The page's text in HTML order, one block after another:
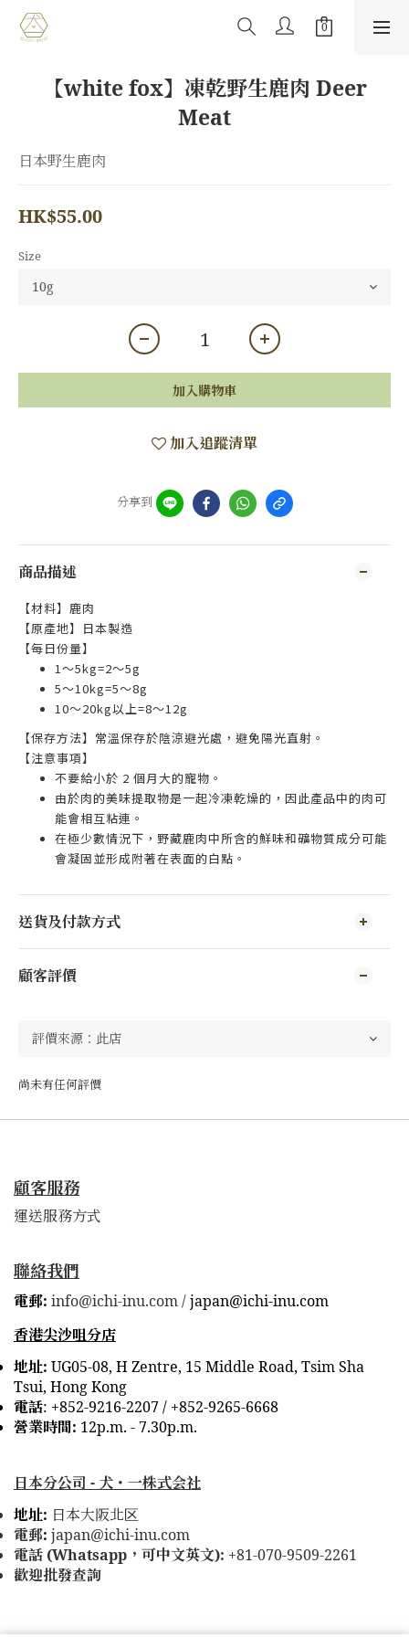
【white fox】凍乾野生鹿肉 Deer
Meat
日本野生鹿肉
HK$55.00
Size
加入購物車
加入追蹤清單
分享到
商品描述
【材料】鹿肉
【原產地】日本製造
【每日份量】
1～5kg=2～5g
5～10kg=5～8g
10～20kg以上=8～12g
【保存方法】常溫保存於陰涼避光處，避免陽光直射。
【注意事項】
不要給小於 2 個月大的寵物。
由於肉的美味提取物是一起冷凍乾燥的，因此產品中的肉可
能會相互粘連。
在極少數情況下，野藏鹿肉中所含的鮮味和礦物質成分可能
會凝固並形成附著在表面的白點。
送貨及付款方式
顧客評價
尚未有任何評價
顧客服務
運送服務方式
聯絡我們
電郵: info@ichi-inu.com /japan@ichi-inu.com
香港尖沙咀分店
地址: UG05-08, H Zentre, 15 Middle Road, Tsim Sha
Tsui, Hong Kong
電話: +852-9216-2207 / +852-9265-6668
營業時間: 12p.m. - 7.30p.m.
日本分公司 - 犬・一株式会社
地址: 日本大阪北区
電郵: japan@ichi-inu.com
電話 (Whatsapp，可中文英文): +81-070-9509-2261
歡迎批發查詢